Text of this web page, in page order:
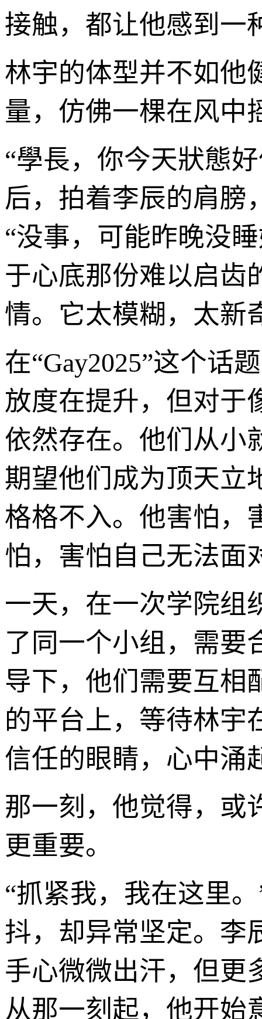
接触，都让他感到一
林宇的体型并不如他
量，仿佛一棵在风中
“學長，你今天狀態
后，拍着李辰的肩膀
“没事，可能昨晚没
于心底那份难以启齿
情。它太模糊，太
在“Gay2025”这个话
放度在提升，但对于
依然存在。他们从小
期望他们成为顶天立
格格不入。他害怕，
怕，害怕自己无法面
一天，在一次学院组
了同一个小组，需要
导下，他们需要互相
的平台上，等待林宇
信任的眼睛，心中涌
那一刻，他觉得，或
更重要。
“抓紧我，我在这里
抖，却异常坚定。李
手心微微出汗，但更
从那一刻起，他开始